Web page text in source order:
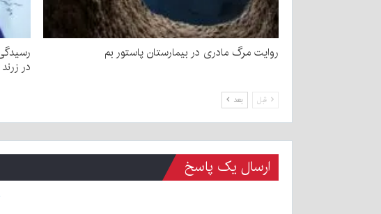
روایت مرگ مادری در بیمارستان پاستور بم
در زرند
قبل بعد
ارسال یک پاسخ